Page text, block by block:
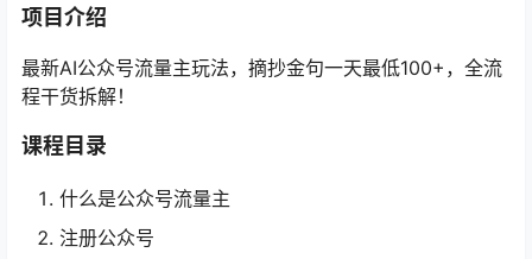
项目介绍
最新AI公众号流量主玩法，摘抄金句一天最低100+，全流
程干货拆解！
课程目录
什么是公众号流量主
注册公众号